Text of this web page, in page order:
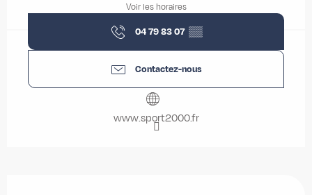
Voir les horaires
04 79 83 07 ▒▒
Contactez-nous
www.sport2000.fr